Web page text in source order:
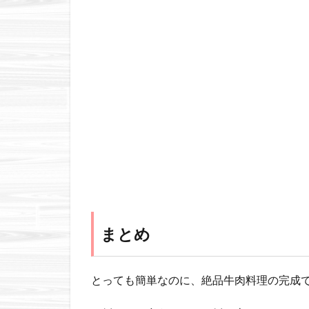
まとめ
とっても簡単なのに、絶品牛肉料理の完成